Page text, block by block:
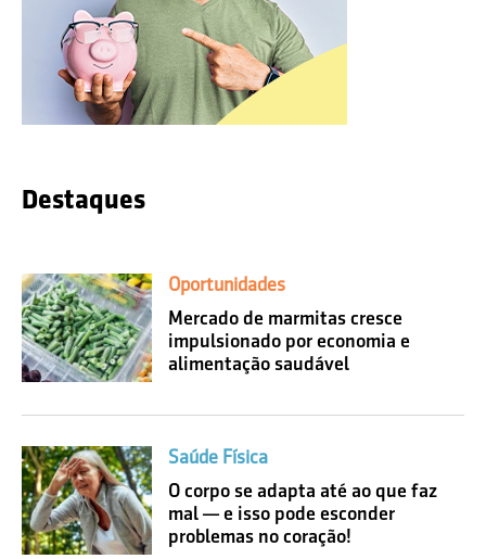
Destaques
Oportunidades
Mercado de marmitas cresce
impulsionado por economia e
alimentação saudável
Saúde Física
O corpo se adapta até ao que faz
mal — e isso pode esconder
problemas no coração!